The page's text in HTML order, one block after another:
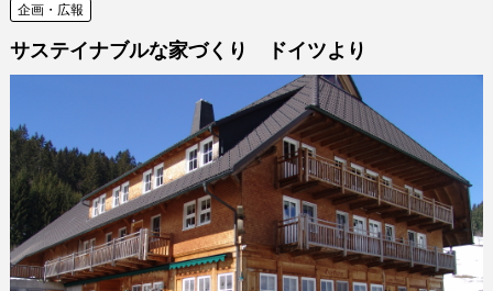
企画・広報
サステイナブルな家づくり ドイツより